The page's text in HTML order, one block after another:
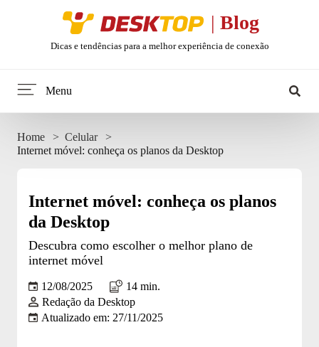
Desktop
| Blog
Dicas e tendências para a melhor experiência de conexão
Menu
Home
Minha internet
Tendências
Entretenimento
Home
Celular
Internet móvel: conheça os planos da Desktop
Internet móvel: conheça os planos
da Desktop
Descubra como escolher o melhor plano de
internet móvel
12/08/2025
14 min.
Redação da Desktop
Atualizado em: 27/11/2025